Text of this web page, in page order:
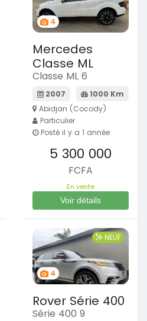
4
Mercedes
Classe ML
Classe ML 6
2007
1000 Km
Abidjan (Cocody)
Particulier
Posté il y a 1 année
5 300 000
FCFA
En vente
Voir détails
4
NEUF
Rover Série 400
Série 400 9